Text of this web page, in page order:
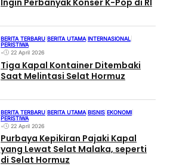
BERITA TERBARU BERITA UTAMA INTERNASIONAL
PERISTIWA
•
22 April 2026
Tiga Kapal Kontainer Ditembaki
Saat Melintasi Selat Hormuz
BERITA TERBARU BERITA UTAMA BISNIS EKONOMI
PERISTIWA
•
22 April 2026
Purbaya Kepikiran Pajaki Kapal
yang Lewat Selat Malaka, seperti
di Selat Hormuz